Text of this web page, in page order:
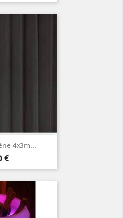
4x3m...
€
rapide